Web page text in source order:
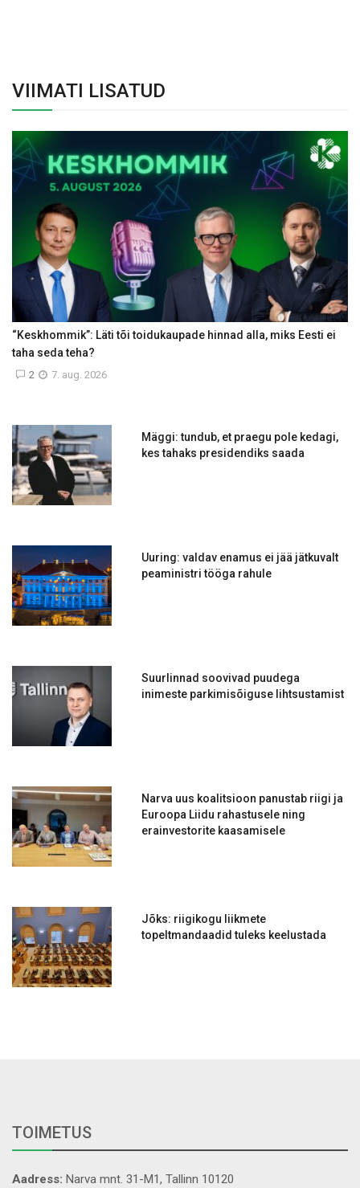
VIIMATI LISATUD
“Keskhommik”: Läti tõi toidukaupade hinnad alla, miks Eesti ei
taha seda teha?
7. aug. 2026
2
Mäggi: tundub, et praegu pole kedagi,
kes tahaks presidendiks saada
Uuring: valdav enamus ei jää jätkuvalt
peaministri tööga rahule
Suurlinnad soovivad puudega
inimeste parkimisõiguse lihtsustamist
Narva uus koalitsioon panustab riigi ja
Euroopa Liidu rahastusele ning
erainvestorite kaasamisele
Jõks: riigikogu liikmete
topeltmandaadid tuleks keelustada
TOIMETUS
Aadress: Narva mnt. 31-M1, Tallinn 10120